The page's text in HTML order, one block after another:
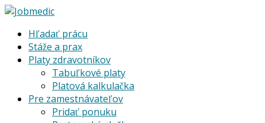
Hľadať prácu
Stáže a prax
Platy zdravotníkov
Tabuľkové platy
Platová kalkulačka
Pre zamestnávateľov
Pridať ponuku